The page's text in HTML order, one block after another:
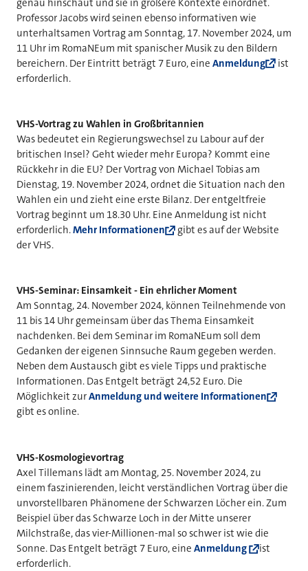
Professor Jacobs wird seinen ebenso informativen wie
unterhaltsamen Vortrag am Sonntag, 17. November 2024, um
11 Uhr im RomaNEum mit spanischer Musik zu den Bildern
bereichern. Der Eintritt beträgt 7 Euro, eine Anmeldung
ist
erforderlich.
VHS-Vortrag zu Wahlen in Großbritannien
Was bedeutet ein Regierungswechsel zu Labour auf der
britischen Insel? Geht wieder mehr Europa? Kommt eine
Rückkehr in die EU? Der Vortrag von Michael Tobias am
Dienstag, 19. November 2024, ordnet die Situation nach den
Wahlen ein und zieht eine erste Bilanz. Der entgeltfreie
Vortrag beginnt um 18.30 Uhr. Eine Anmeldung ist nicht
erforderlich.Mehr Informationen
gibt es auf der Website
der VHS.
VHS-Seminar: Einsamkeit - Ein ehrlicher Moment
Am Sonntag, 24. November 2024, können Teilnehmende von
11 bis 14 Uhr gemeinsam über das Thema Einsamkeit
nachdenken. Bei dem Seminar im RomaNEum soll dem
Gedanken der eigenen Sinnsuche Raum gegeben werden.
Neben dem Austausch gibt es viele Tipps und praktische
Informationen. Das Entgelt beträgt 24,52 Euro. Die
Möglichkeit zurAnmeldung und weitere Informationen
gibt es online.
VHS-Kosmologievortrag
Axel Tillemans lädt am Montag, 25. November 2024, zu
einem faszinierenden, leicht verständlichen Vortrag über die
unvorstellbaren Phänomene der Schwarzen Löcher ein. Zum
Beispiel über das Schwarze Loch in der Mitte unserer
Milchstraße, das vier-Millionen-mal so schwer ist wie die
Sonne. Das Entgelt beträgt 7 Euro, eine Anmeldung
ist
erforderlich.